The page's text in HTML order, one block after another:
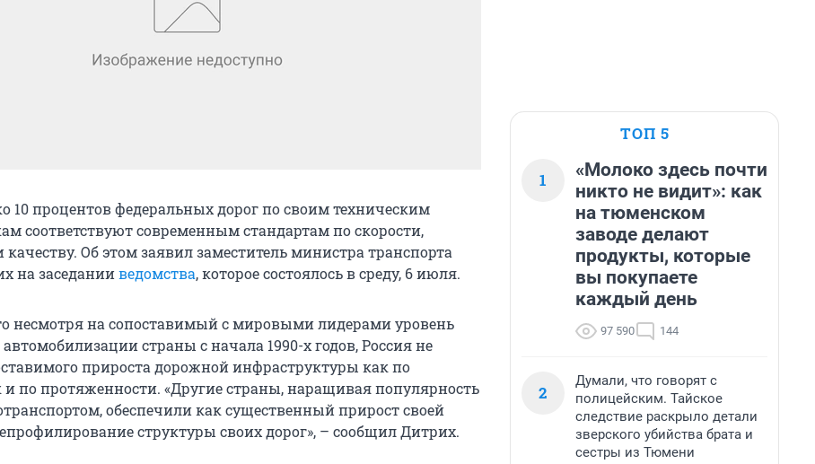
10 процентов федеральных дорог по своим техническим
соответствуют современным стандартам по скорости,
качеству. Об этом заявил заместитель министра транспорта
на заседанииведомства, которое состоялось в среду, 6 июля.
несмотря на сопоставимый с мировыми лидерами уровень
страны с начала 1990-х годов, Россия не
прироста дорожной инфраструктуры как по
и по протяженности. «Другие страны, наращивая популярность
обеспечили как существенный прирост своей
структуры своих дорог», – сообщил Дитрих.
ТОП 5
1
«Молоко здесь почти
никто не видит»: как
на тюменском
заводе делают
продукты, которые
вы покупаете
каждый день
97 590 144
2
Думали, что говорят с
полицейским. Тайское
следствие раскрыло детали
зверского убийства брата и
сестры из Тюмени